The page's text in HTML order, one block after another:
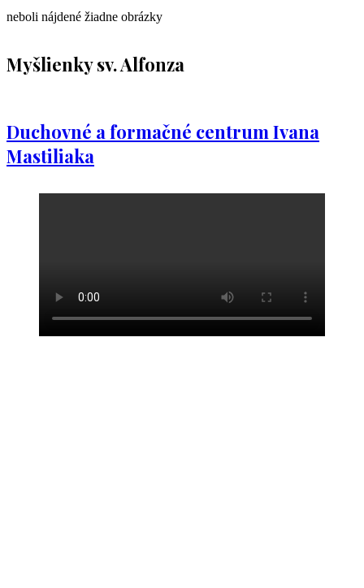
neboli nájdené žiadne obrázky
Myšlienky sv. Alfonza
Duchovné a formačné centrum Ivana
Mastiliaka